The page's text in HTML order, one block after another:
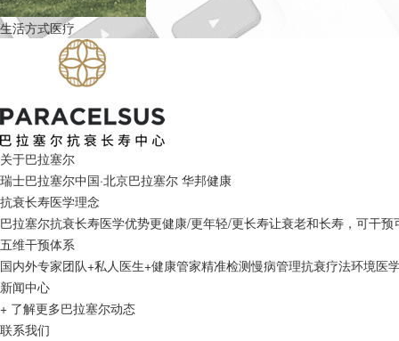
生活方式医疗
关于巴拉塞尔
瑞士巴拉塞尔中国·北京巴拉塞尔 华邦健康
抗衰长寿医学理念
巴拉塞尔抗衰长寿医学优势更健康/更年轻/更长寿让衰老和长寿，可干预
五维干预体系
国内外专家团队+私人医生+健康管家精准检测慢病管理抗衰疗法环境医
新闻中心
+ 了解更多巴拉塞尔动态
联系我们